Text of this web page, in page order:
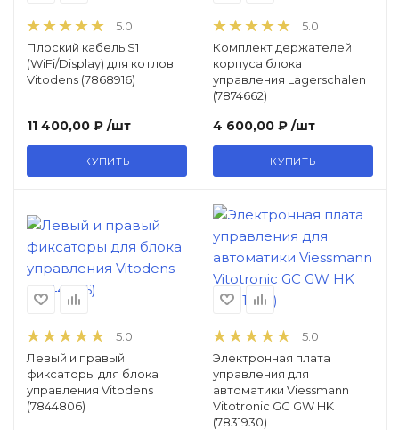
5.0
Плоский кабель S1
(WiFi/Display) для котлов
Vitodens (7868916)
11 400,00 ₽ /шт
КУПИТЬ
5.0
Комплект держателей
корпуса блока
управления Lagerschalen
(7874662)
4 600,00 ₽ /шт
КУПИТЬ
5.0
Левый и правый
фиксаторы для блока
управления Vitodens
(7844806)
5.0
Электронная плата
управления для
автоматики Viessmann
Vitotronic GC GW HK
(7831930)
Теплообменники, трубки и
чугунные секции
Автоматика розжига, горения /
электроды / горелочные трубы
Электронные платы и провода
Теплоизоляция (изоляционные
панели) камеры сгорания
Прочие компоненты
Распродажа / Товар со скидкой